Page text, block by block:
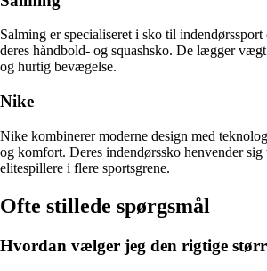
Salming er specialiseret i sko til
deres håndbold- og squashsko. De lægger
og hurtig bevægelse.
Nike
Nike kombinerer moderne design med
og komfort. Deres indendørssko henvender
elitespillere i flere sportsgrene.
Ofte stillede spørgsmål
Hvordan vælger jeg den rigtige